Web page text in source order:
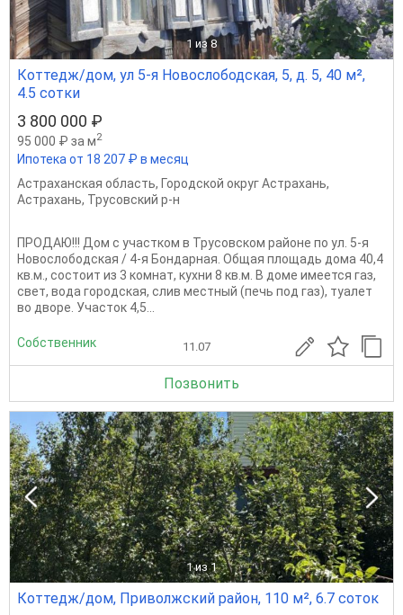
1 из 8
Коттедж/дом, ул 5-я Новослободская, 5, д. 5, 40 м²,
4.5 сотки
3 800 000 ₽
95 000 ₽ за м2
Ипотека от 18 207 ₽ в месяц
Астраханская область, Городской округ Астрахань,
Астрахань, Трусовский р-н
ПРОДАЮ!!! Дом с участком в Трусовском районе по ул. 5-я
Новослободская / 4-я Бондарная. Общая площадь дома 40,4
кв.м., состоит из 3 комнат, кухни 8 кв.м. В доме имеется газ,
свет, вода городская, слив местный (печь под газ), туалет
во дворе. Участок 4,5...
Собственник 11.07
Позвонить
1 из 1
Коттедж/дом, Приволжский район, 110 м², 6.7 соток